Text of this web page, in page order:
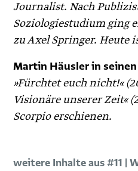
Journalist. Nach
Soziologiestudium ging
zu Axel Springer. Heute
Martin Häusler in
»Fürchtet euch nicht!«
Visionäre ­unserer Zeit«
Scorpio erschienen.
weitere Inhalte aus #11 |